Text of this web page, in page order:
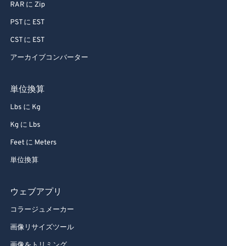
RAR に Zip
PST に EST
CST に EST
アーカイブコンバーター
単位換算
Lbs に Kg
Kg に Lbs
Feet に Meters
単位換算
ウェブアプリ
コラージュメーカー
画像リサイズツール